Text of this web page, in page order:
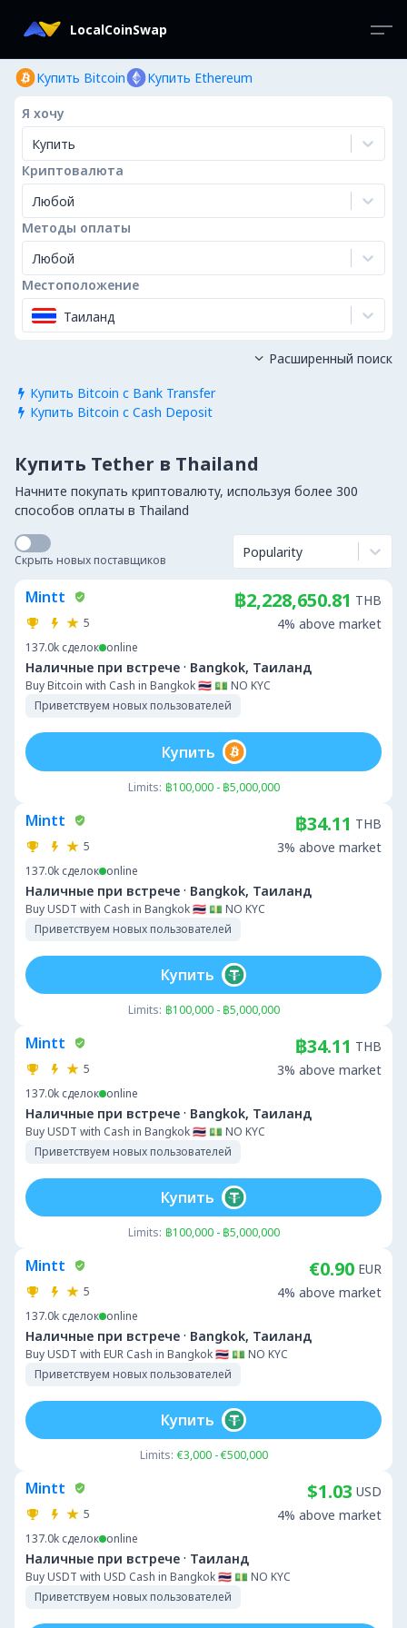
LocalCoinSwap
Купить Bitcoin Купить Ethereum
Я хочу
Купить
Криптовалюта
Любой
Методы оплаты
Любой
Местоположение
Таиланд
 Купить Bitcoin с Bank Transfer
 Купить Bitcoin с Cash Deposit
 Расширенный поиск
Купить Tether в Thailand
Начните покупать криптовалюту, используя более 300
способов оплаты в Thailand
Скрыть новых поставщиков Popularity
Mintt
5
137.0k сделок online
Наличные при встрече · Bangkok, Таиланд
Buy Bitcoin with Cash in Bangkok 🇹🇭 💵 NO KYC
Приветствуем новых пользователей
฿2,228,650.81 THB
4% above market
Limits: ฿100,000 - ฿5,000,000
Купить
Mintt
5
137.0k сделок online
Наличные при встрече · Bangkok, Таиланд
Buy USDT with Cash in Bangkok 🇹🇭 💵 NO KYC
Приветствуем новых пользователей
฿34.11 THB
3% above market
Limits: ฿100,000 - ฿5,000,000
Купить
Mintt
5
137.0k сделок online
Наличные при встрече · Bangkok, Таиланд
Buy USDT with Cash in Bangkok 🇹🇭 💵 NO KYC
Приветствуем новых пользователей
฿34.11 THB
3% above market
Limits: ฿100,000 - ฿5,000,000
Купить
Mintt
5
137.0k сделок online
Наличные при встрече · Bangkok, Таиланд
Buy USDT with EUR Cash in Bangkok 🇹🇭 💵 NO KYC
Приветствуем новых пользователей
€0.90 EUR
4% above market
Limits: €3,000 - €500,000
Купить
Mintt
5
137.0k сделок online
Наличные при встрече · Таиланд
Buy USDT with USD Cash in Bangkok 🇹🇭 💵 NO KYC
Приветствуем новых пользователей
$1.03 USD
4% above market